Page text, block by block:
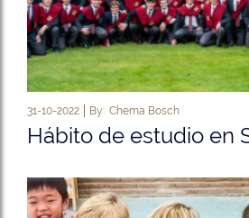
31-10-2022 By: Chema Bosch
Hábito de estudio en